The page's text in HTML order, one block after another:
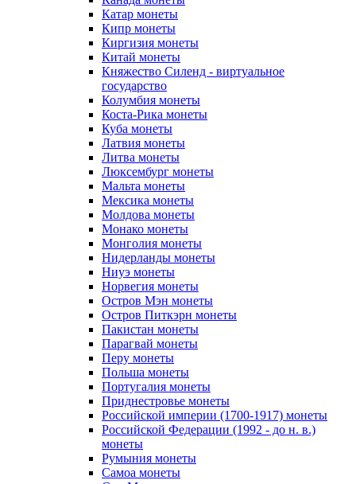
Катар монеты
Кипр монеты
Киргизия монеты
Китай монеты
Княжество Силенд - виртуальное
государство
Колумбия монеты
Коста-Рика монеты
Куба монеты
Латвия монеты
Литва монеты
Люксембург монеты
Мальта монеты
Мексика монеты
Молдова монеты
Монако монеты
Монголия монеты
Нидерланды монеты
Ниуэ монеты
Норвегия монеты
Остров Мэн монеты
Остров Питкэрн монеты
Пакистан монеты
Парагвай монеты
Перу монеты
Польша монеты
Португалия монеты
Приднестровье монеты
Российской империи (1700-1917) монеты
Российской Федерации (1992 - до н. в.)
монеты
Румыния монеты
Самоа монеты